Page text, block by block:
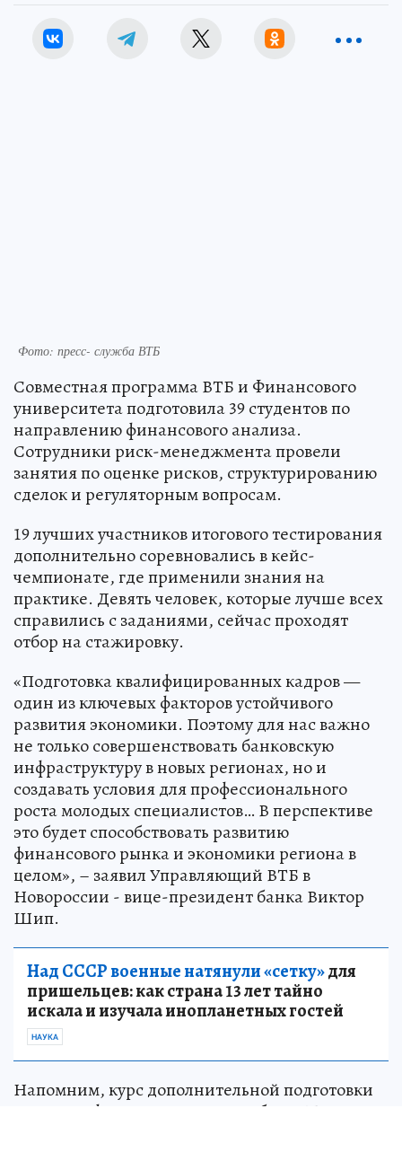
Фото: пресс- служба ВТБ
Совместная программа ВТБ и Финансового
университета подготовила 39 студентов по
направлению финансового анализа.
Сотрудники риск-менеджмента провели
занятия по оценке рисков, структурированию
сделок и регуляторным вопросам.
19 лучших участников итогового тестирования
дополнительно соревновались в кейс-
чемпионате, где применили знания на
практике. Девять человек, которые лучше всех
справились с заданиями, сейчас проходят
отбор на стажировку.
«Подготовка квалифицированных кадров —
один из ключевых факторов устойчивого
развития экономики. Поэтому для нас важно
не только совершенствовать банковскую
инфраструктуру в новых регионах, но и
создавать условия для профессионального
роста молодых специалистов… В перспективе
это будет способствовать развитию
финансового рынка и экономики региона в
целом», – заявил Управляющий ВТБ в
Новороссии - вице-президент банка Виктор
Шип.
Над СССР военные натянули «сетку»для
пришельцев: как страна 13 лет тайно
искала и изучала инопланетных гостей
НАУКА
Напомним, курс дополнительной подготовки
начался в феврале 2026 года на базе ЛГУ имени